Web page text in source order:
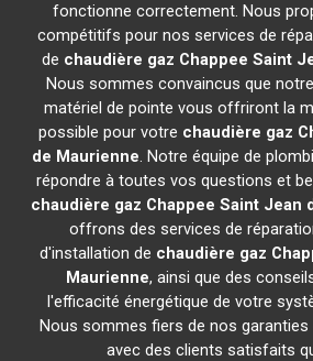
fonctionne correctement. Nous
compétitifs pour nos services de
de chaudière gaz Chappee Saint
Nous sommes convaincus que
matériel de pointe vous offriront la
possible pour votre chaudière gaz
de Maurienne. Notre équipe de
répondre à toutes vos questions et
chaudière gaz Chappee Saint Jean
offrons des services de
d'installation de chaudière gaz
Maurienne, ainsi que des
l'efficacité énergétique de votre
Nous sommes fiers de nos
avec des clients satisfaits